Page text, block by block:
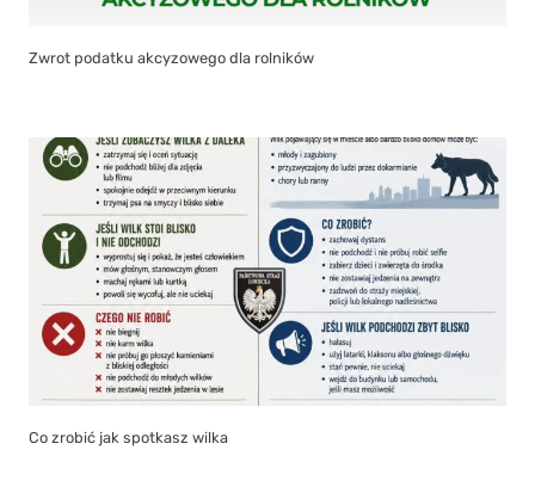
Zwrot podatku akcyzowego dla rolników
Co zrobić jak spotkasz wilka